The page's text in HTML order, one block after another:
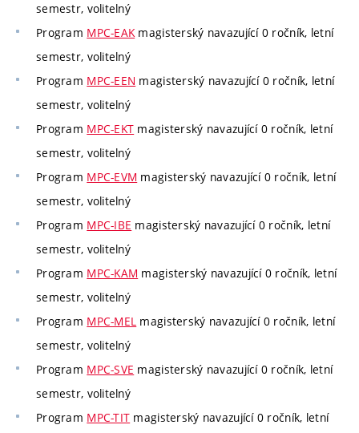
semestr, volitelný
Program MPC-EAKmagisterský navazující 0 ročník, letní
semestr, volitelný
Program MPC-EEN magisterský navazující 0 ročník, letní
semestr, volitelný
Program MPC-EKT magisterský navazující 0 ročník, letní
semestr, volitelný
Program MPC-EVM magisterský navazující 0 ročník, letní
semestr, volitelný
Program MPC-IBE magisterský navazující 0 ročník, letní
semestr, volitelný
Program MPC-KAM magisterský navazující 0 ročník, letní
semestr, volitelný
Program MPC-MEL magisterský navazující 0 ročník, letní
semestr, volitelný
Program MPC-SVE magisterský navazující 0 ročník, letní
semestr, volitelný
Program MPC-TIT magisterský navazující 0 ročník, letní